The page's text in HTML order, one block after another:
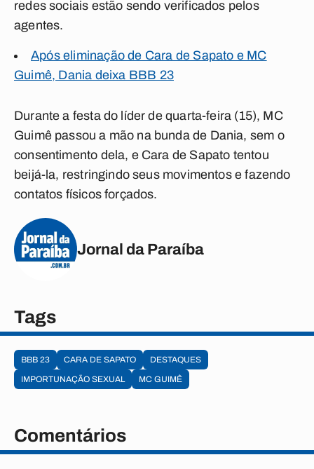
redes sociais estão sendo verificados pelos
agentes.
Após eliminação de Cara de Sapato e MC
Guimê, Dania deixa BBB 23
Durante a festa do líder de quarta-feira (15), MC
Guimê passou a mão na bunda de Dania, sem o
consentimento dela, e Cara de Sapato tentou
beijá-la, restringindo seus movimentos e fazendo
contatos físicos forçados.
Jornal da Paraíba
Tags
BBB 23 CARA DE SAPATO
DESTAQUES
IMPORTUNAÇÃO SEXUAL
MC GUIMÊ
Comentários